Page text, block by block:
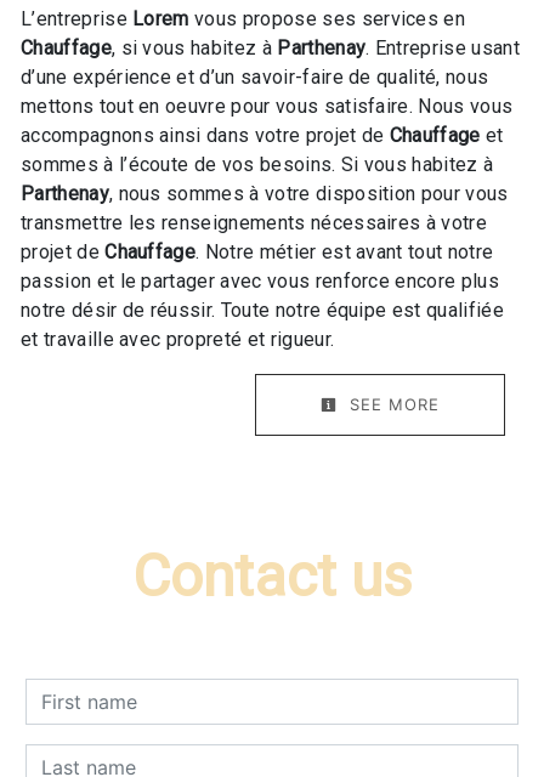
L’entreprise Lorem vous propose ses services en
Chauffage, si vous habitez à Parthenay. Entreprise usant
d’une expérience et d’un savoir-faire de qualité, nous
mettons tout en oeuvre pour vous satisfaire. Nous vous
accompagnons ainsi dans votre projet de Chauffage et
sommes à l’écoute de vos besoins. Si vous habitez à
Parthenay, nous sommes à votre disposition pour vous
transmettre les renseignements nécessaires à votre
projet deChauffage. Notre métier est avant tout notre
passion et le partager avec vous renforce encore plus
notre désir de réussir. Toute notre équipe est qualifiée
et travaille avec propreté et rigueur.
SEE MORE
Contact us